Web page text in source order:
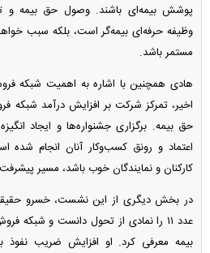
پوشش بیمه‌ای باشند. وصول حق بیمه و
وظیفه حرفه‌ای بیمه‌گر است، بلکه سبب
مستمر باشد.
هادی همچنین با اشاره به اهمیت شبکه
اخیر، تمرکز شرکت بر افزایش درآمد شبکه
حق بیمه. برگزاری جشنواره‌ها و ایجاد
اعتماد و رونق کسب‌وکار آنان انجام شده
کارکنان و نمایندگان خوب باشد، مسیر
در بخش دیگری از این نشست، خسرو
عدد ۱۱ را نمادی از تحول دانست و
بیمه معرفی کرد. او افزایش ضریب نفوذ